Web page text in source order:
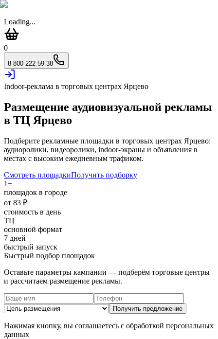
Loading...
0
8 800 222 59 38
Indoor-реклама в торговых центрах Ярцево
Размещение аудиовизуальной рекламы
в ТЦ Ярцево
Подберите рекламные площадки в торговых центрах Ярцево:
аудиоролики, видеоролики, indoor-экраны и объявления в
местах с высоким ежедневным трафиком.
Смотреть площадкиПолучить подборку
1+
площадок в городе
от 83 ₽
стоимость в день
ТЦ
основной формат
7 дней
быстрый запуск
Быстрый подбор площадок
Оставьте параметры кампании — подберём торговые центры
и рассчитаем размещение рекламы.
Получить предложение
Нажимая кнопку, вы соглашаетесь с обработкой персональных
данных